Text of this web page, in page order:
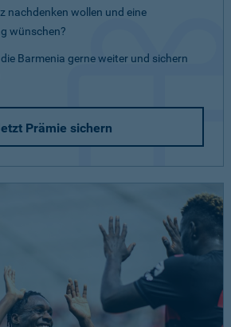
nachdenken wollen und eine
wünschen?
Barmenia gerne weiter und sichern
Prämie sichern